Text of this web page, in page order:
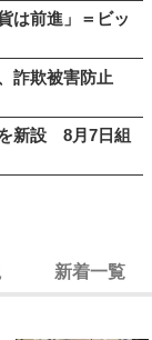
は前進」＝ビッ
詐欺被害防止
新設 8月7日組
新着一覧